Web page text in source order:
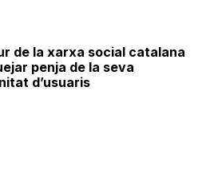
de la xarxa social catalana
penja de la seva
d’usuaris